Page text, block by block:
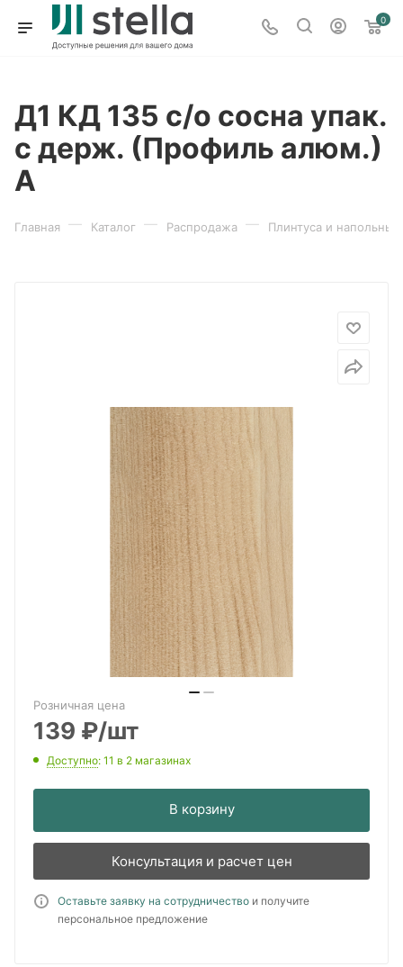
0
Д1 КД 135 с/о сосна упак.
с держ. (Профиль алюм.)
А
Главная — Каталог — Распродажа — Плинтуса и
Розничная цена
139 ₽/шт
Доступно: 11 в 2 магазинах
В корзину
Консультация и расчет цен
Оставьте заявку на сотрудничество и получите
персональное предложение